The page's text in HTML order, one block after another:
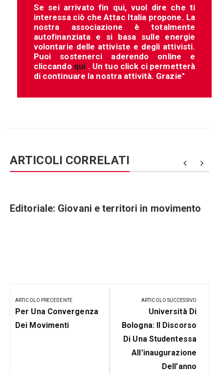
Se sei arrivato fin qui, vuol dire che ti
interessa ciò che Attac Italia propone. La
nostra associazione è totalmente
autofinanziata e si basa sulle energie
volontarie delle attiviste e degli attivisti.
Puoi sostenerci aderendo online e
cliccando qui . Un tuo click ci permetterà
di continuare la nostra attività. Grazie"
ARTICOLI CORRELATI
Editoriale: Giovani e territori in movimento
articoli
ARTICOLO PRECEDENTE
Articolo
Precedente:
Per Una Convergenza
Dei Movimenti
ARTICOLO SUCCESSIVO
Prossimo
Post
Università Di
Bologna: Il Discorso
Di Una Studentessa
All’inaugurazione
Dell’anno